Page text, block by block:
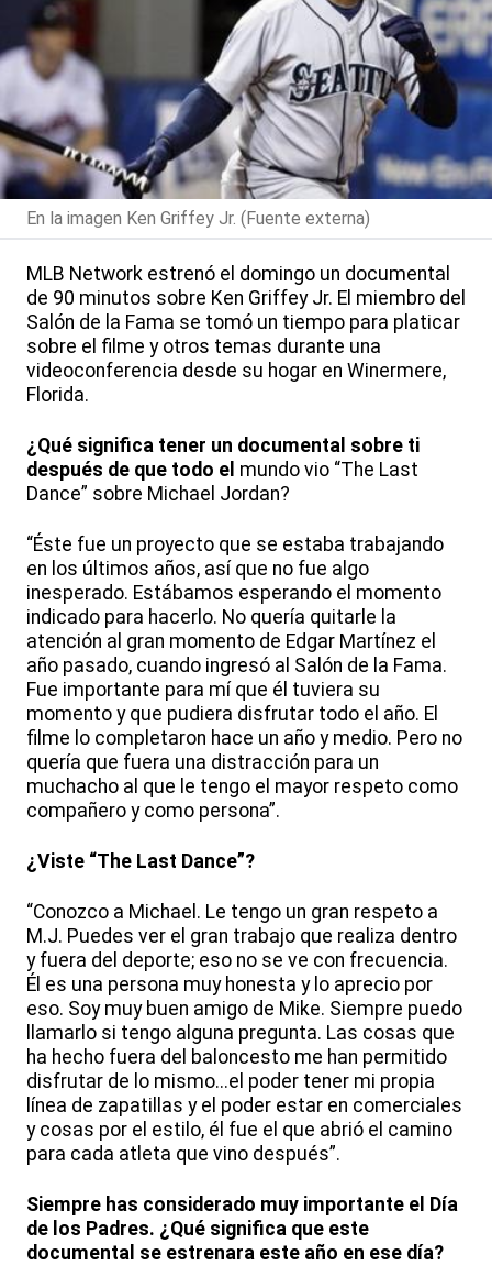
En la imagen Ken Griffey Jr. (Fuente externa)
MLB Network estrenó el domingo un documental
de 90 minutos sobre Ken Griffey Jr. El miembro del
Salón de la Fama se tomó un tiempo para platicar
sobre el filme y otros temas durante una
videoconferencia desde su hogar en Winermere,
Florida.
¿Qué significa tener un documental sobre ti
después de que todo el mundo vio “The Last
Dance” sobre Michael Jordan?
“Éste fue un proyecto que se estaba trabajando
en los últimos años, así que no fue algo
inesperado. Estábamos esperando el momento
indicado para hacerlo. No quería quitarle la
atención al gran momento de Edgar Martínez el
año pasado, cuando ingresó al Salón de la Fama.
Fue importante para mí que él tuviera su
momento y que pudiera disfrutar todo el año. El
filme lo completaron hace un año y medio. Pero no
quería que fuera una distracción para un
muchacho al que le tengo el mayor respeto como
compañero y como persona”.
¿Viste “The Last Dance”?
“Conozco a Michael. Le tengo un gran respeto a
M.J. Puedes ver el gran trabajo que realiza dentro
y fuera del deporte; eso no se ve con frecuencia.
Él es una persona muy honesta y lo aprecio por
eso. Soy muy buen amigo de Mike. Siempre puedo
llamarlo si tengo alguna pregunta. Las cosas que
ha hecho fuera del baloncesto me han permitido
disfrutar de lo mismo...el poder tener mi propia
línea de zapatillas y el poder estar en comerciales
y cosas por el estilo, él fue el que abrió el camino
para cada atleta que vino después”.
Siempre has considerado muy importante el Día
de los Padres. ¿Qué significa que este
documental se estrenara este año en ese día?